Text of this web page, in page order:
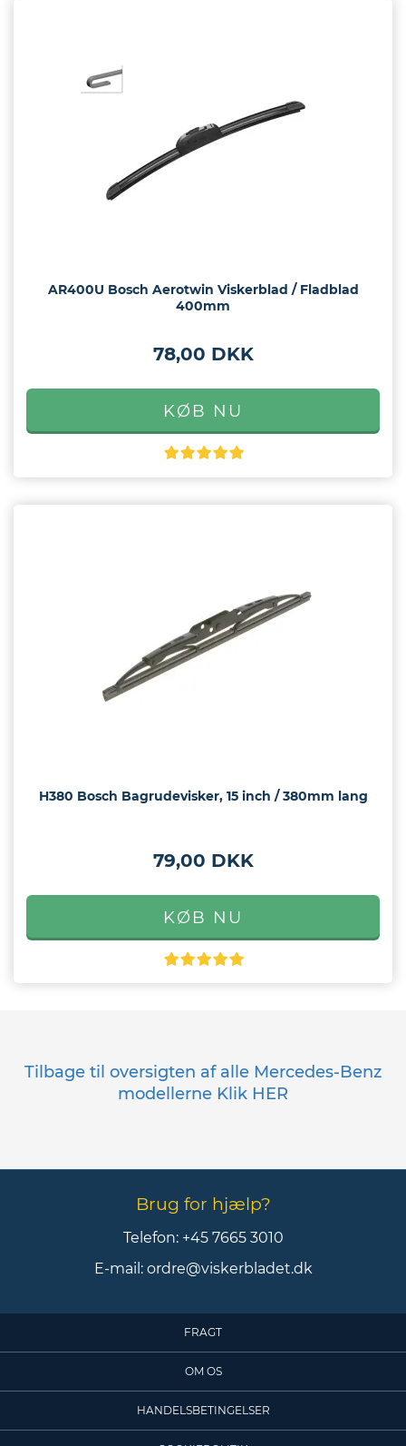
AR400U Bosch Aerotwin Viskerblad / Fladblad
400mm
78,00 DKK
H380 Bosch Bagrudevisker, 15 inch / 380mm lang
79,00 DKK
Tilbage til oversigten af alle Mercedes-Benz
modellerne Klik HER
Brug for hjælp?
Telefon: +45 7665 3010
E-mail: ordre@viskerbladet.dk
FRAGT
OM OS
HANDELSBETINGELSER